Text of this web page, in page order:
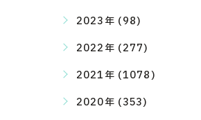
2023年 (98)
2022年 (277)
2021年 (1078)
2020年 (353)